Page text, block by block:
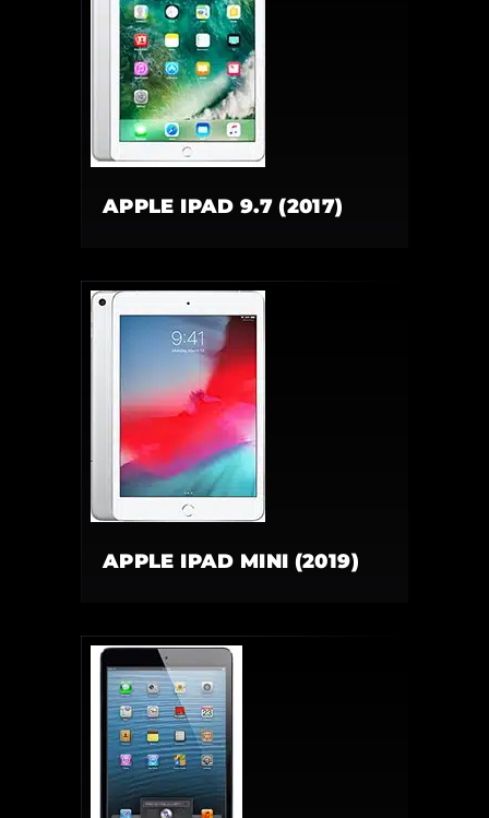
APPLE IPAD 9.7 (2017)
APPLE IPAD MINI (2019)